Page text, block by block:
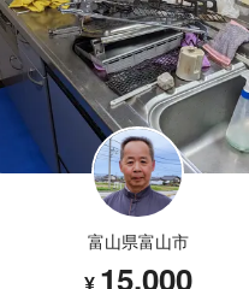
富山県富山市
15,000